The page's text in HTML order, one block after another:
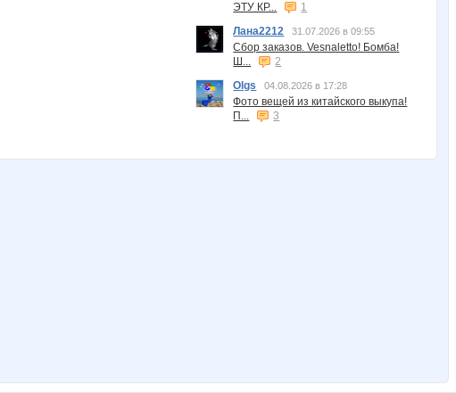
ЭТУ КР...
1
Лана2212
31.07.2026 в 09:55
Сбор заказов. Vesnaletto! Бомба!
Ш...
2
Olgs
04.08.2026 в 17:28
Фото вещей из китайского выкупа!
П...
3